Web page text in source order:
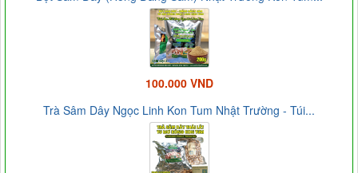
100.000 VND
Trà Sâm Dây Ngọc Linh Kon Tum Nhật Trường - Túi...